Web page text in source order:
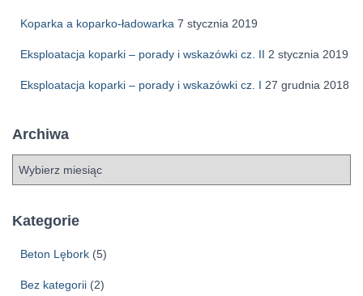
Koparka a koparko-ładowarka 7 stycznia 2019
Eksploatacja koparki – porady i wskazówki cz. II 2 stycznia 2019
Eksploatacja koparki – porady i wskazówki cz. I 27 grudnia 2018
Archiwa
h
Kategorie
Beton Lębork (5)
Bez kategorii (2)